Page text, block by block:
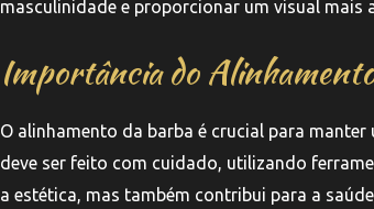
masculinidade e proporcionar um visual mais
Importância do
O alinhamento da barba é crucial para
deve ser feito com cuidado, utilizando
a estética, mas também contribui para a